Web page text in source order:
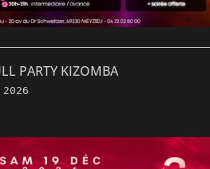
PARTY KIZOMBA